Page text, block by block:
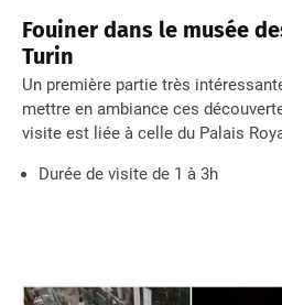
Fouiner dans le musée
Turin
Un première partie très
mettre en ambiance ces
visite est liée à celle du Palais
Durée de visite de 1 à 3h